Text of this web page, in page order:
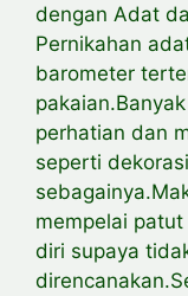
dengan Adat
Pernikahan
barometer
perhatian dan
seperti
mempelai
diri supaya